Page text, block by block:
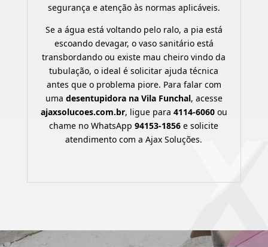
segurança e atenção às normas aplicáveis.
Se a água está voltando pelo ralo, a pia está
escoando devagar, o vaso sanitário está
transbordando ou existe mau cheiro vindo da
tubulação, o ideal é solicitar ajuda técnica
antes que o problema piore. Para falar com
uma desentupidora na Vila Funchal, acesse
ajaxsolucoes.com.br, ligue para 4114-6060ou
chame no WhatsApp94153-1856 e solicite
atendimento com a Ajax Soluções.